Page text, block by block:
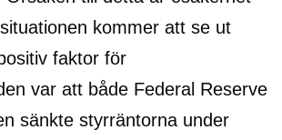
kommer att se ut
faktor för
var att både Federal Reserve
sänkte styrräntorna under